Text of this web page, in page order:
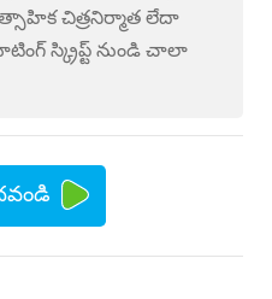
చిత్రనిర్మాత లేదా
స్క్రిప్ట్ నుండి చాలా